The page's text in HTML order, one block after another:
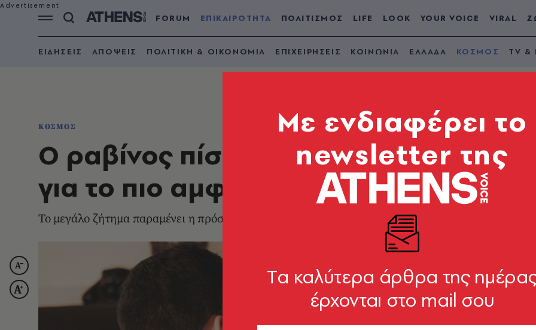
FORUM ΕΠΙΚΑΙΡΟΤΗΤΑ ΠΟΛΙΤΙΣΜΟΣ LIFE LOOK YOUR VOICE VIRAL
ΕΙΔΗΣΕΙΣ ΑΠΟΨΕΙΣ ΠΟΛΙΤΙΚΗ & ΟΙΚΟΝΟΜΙΑ ΕΠΙΧΕΙΡΗΣΕΙΣ ΚΟΙΝΩΝΙΑ ΕΛΛΑΔΑ ΚΟΣΜΟΣ TV &
ΚΟΣΜΟΣ
Ο ραβίνος πίσω από το Pornhub και
για το πιο αμφιλεγόμενο site του
Το μεγάλο ζήτημα παραμένει η πρόσβαση ανηλίκων
Mε ενδιαφέρει το
newsletter της
Tα καλύτερα άρθρα της
έρχονται στο mail σου